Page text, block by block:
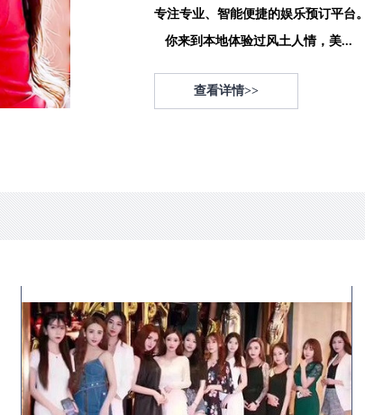
专注专业、智能便捷的娱乐预订平台。
你来到本地体验过风土人情，美...
查看详情>>